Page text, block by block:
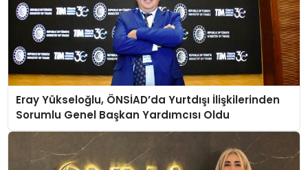
Eray Yükseloğlu, ÖNSİAD’da Yurtdışı İlişkilerinden
Sorumlu Genel Başkan Yardımcısı Oldu